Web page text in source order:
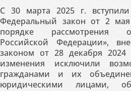
С 30 марта 2025 г.
Федеральный закон от 2
порядке рассмотрения
Российской Федерации»,
законом от 28 декабря
изменения исключили
гражданами и их
юридическими лицами,